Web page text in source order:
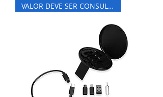
VALOR DEVE SER CONSULTADO